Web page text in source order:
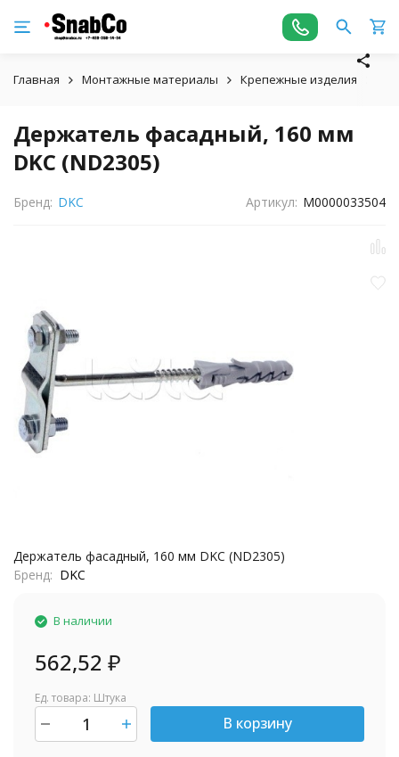
Главная Монтажные материалы Крепежные изделия
Держатель фасадный, 160 мм
DKC (ND2305)
Бренд: DKC Артикул: М0000033504
Держатель фасадный, 160 мм DKC (ND2305)
Бренд
DKC
В наличии
562,52 ₽
Ед. товара: Штука
В корзину